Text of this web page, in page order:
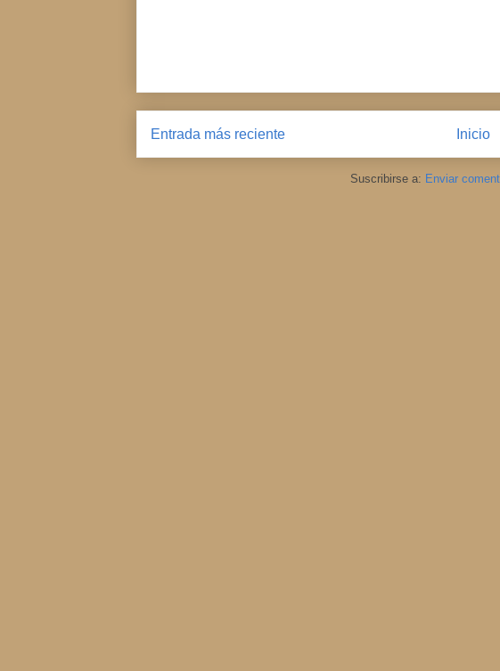
Entrada más reciente Inicio
Suscribirse a: Enviar